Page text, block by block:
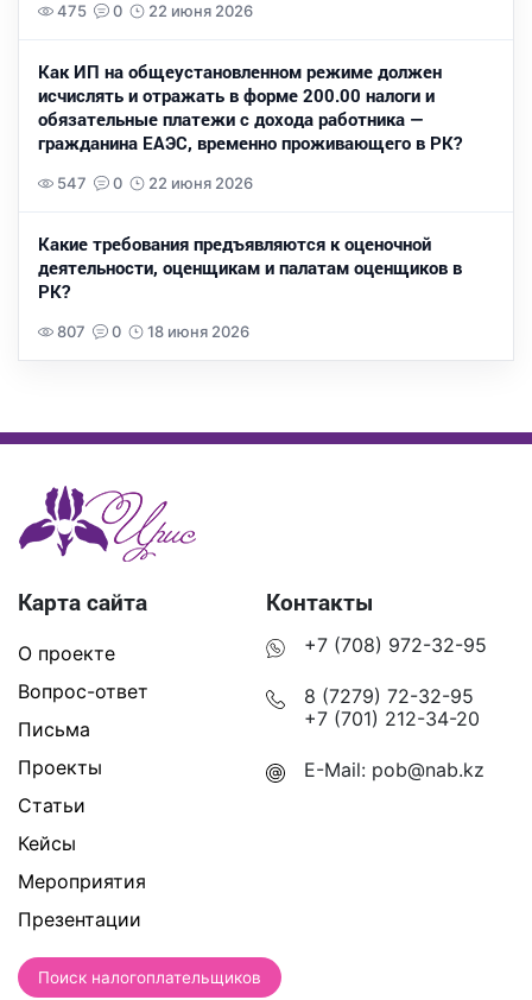
475 0 22 июня 2026
Как ИП на общеустановленном режиме должен
исчислять и отражать в форме 200.00 налоги и
обязательные платежи с дохода работника —
гражданина ЕАЭС, временно проживающего в РК?
547 0 22 июня 2026
Какие требования предъявляются к оценочной
деятельности, оценщикам и палатам оценщиков в
РК?
807 0 18 июня 2026
Карта сайта
О проекте
Вопрос-ответ
Письма
Проекты
Статьи
Кейсы
Мероприятия
Презентации
Контакты
+7 (708) 972-32-95
8 (7279) 72-32-95
+7 (701) 212-34-20
E-Mail: pob@nab.kz
Поиск налогоплательщиков